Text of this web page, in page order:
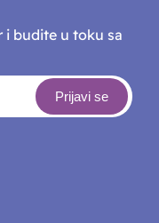
i budite u toku sa